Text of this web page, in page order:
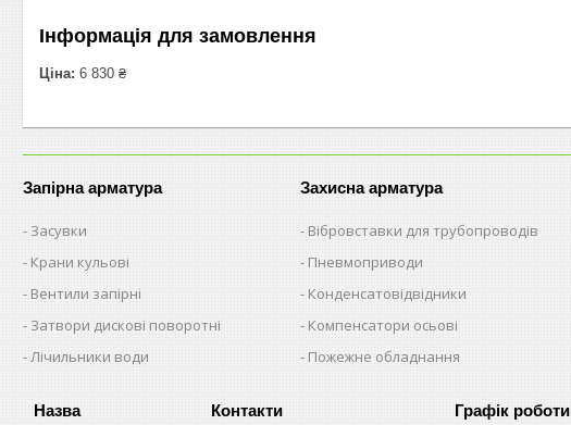
Інформація для замовлення
Ціна: 6 830 ₴
Запірна арматура
Засувки
Крани кульові
Вентили запірні
Затвори дискові поворотні
Лічильники води
Захисна арматура
Вібровставки для трубопроводів
Пневмоприводи
Конденсатовідвідники
Компенсатори осьові
Пожежне обладнання
Графік роботи